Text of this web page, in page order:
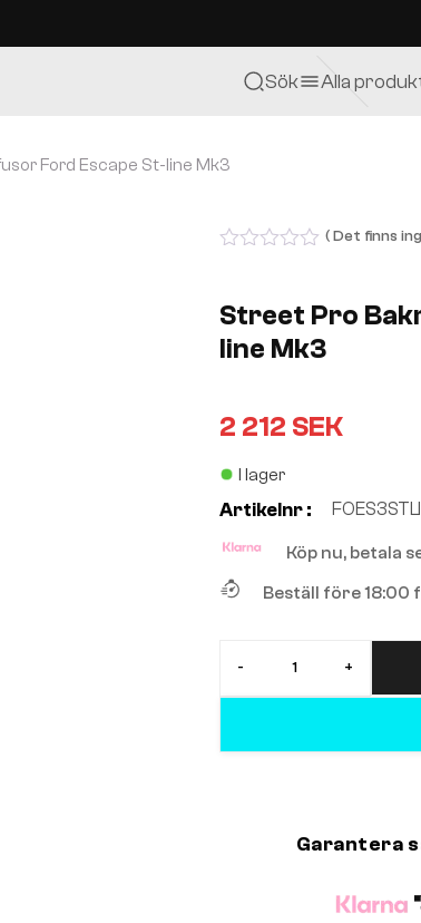
Sök Alla
Ford Escape St-line Mk3
of
5
( Det finns
Street Pro
line Mk3
2 212 SEK
I lager
Artikelnr :
Köp nu, betala
Beställ före 18:00
- +
Garantera